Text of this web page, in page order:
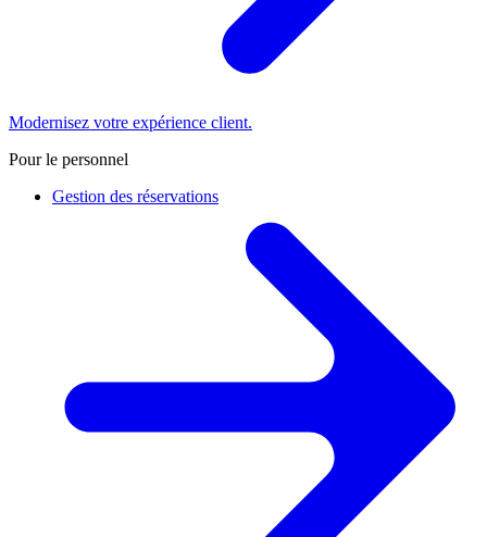
Modernisez votre expérience client.
Pour le personnel
Gestion des réservations